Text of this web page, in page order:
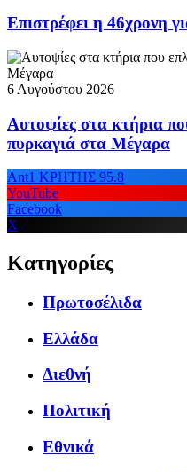
Επιστρέφει η 46χρονη
6 Αυγούστου 2026
Αυτοψίες στα κτήρια
πυρκαγιά στα Μέγαρα
Ant1 ΚΡΗΤΗΣ 95.8
YouTube
Facebook
X
Κατηγορίες
Πρωτοσέλιδα
Ελλάδα
Διεθνή
Πολιτική
Εθνικά